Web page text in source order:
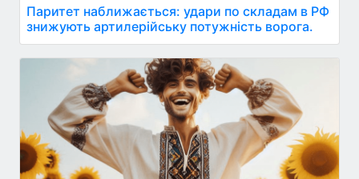
Паритет наближається: удари по складам в РФ
знижують артилерійську потужність ворога.